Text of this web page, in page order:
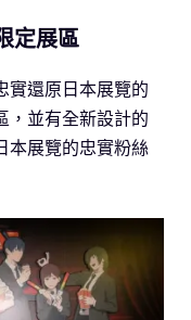
定展區
實還原日本展覽的
，並有全新設計的
本展覽的忠實粉絲